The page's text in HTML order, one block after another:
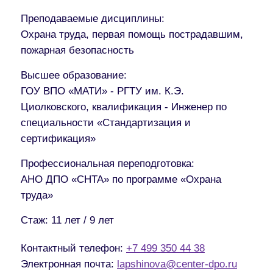
Преподаваемые дисциплины:
Охрана труда, первая помощь пострадавшим,
пожарная безопасность
Высшее образование:
ГОУ ВПО «МАТИ» - РГТУ им. К.Э.
Циолковского, квалификация - Инженер по
специальности «Стандартизация и
сертификация»
Профессиональная переподготовка:
АНО ДПО «СНТА» по программе «Охрана
труда»
Стаж: 11 лет / 9 лет
Контактный телефон: +7 499 350 44 38
Электронная почта: lapshinova@center-dpo.ru